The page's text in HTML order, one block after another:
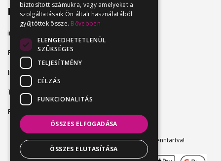
Elérhetőség
info@vendeglatosmelok.hu
Facebook
Instagram
TikTok
Blog
Vendeglatosmelok.hu © 2024. Minden jog fenntartva!
biztosított számukra, vagy amelyeket a
szolgáltatásaik Ön általi használatából
gyűjtöttek össze. Bővebben
ELENGEDHETETLENÜL
SZÜKSÉGES
TELJESÍTMÉNY
CÉLZÁS
FUNKCIONALITÁS
ÖSSZES ELFOGADÁSA
ÖSSZES ELUTASÍTÁSA